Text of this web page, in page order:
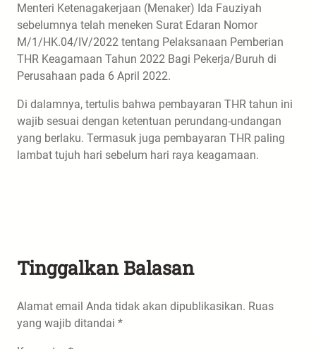
Menteri Ketenagakerjaan (Menaker) Ida Fauziyah
sebelumnya telah meneken Surat Edaran Nomor
M/1/HK.04/IV/2022 tentang Pelaksanaan Pemberian
THR Keagamaan Tahun 2022 Bagi Pekerja/Buruh di
Perusahaan pada 6 April 2022.
Di dalamnya, tertulis bahwa pembayaran THR tahun ini
wajib sesuai dengan ketentuan perundang-undangan
yang berlaku. Termasuk juga pembayaran THR paling
lambat tujuh hari sebelum hari raya keagamaan.
Tinggalkan Balasan
Alamat email Anda tidak akan dipublikasikan. Ruas
yang wajib ditandai *